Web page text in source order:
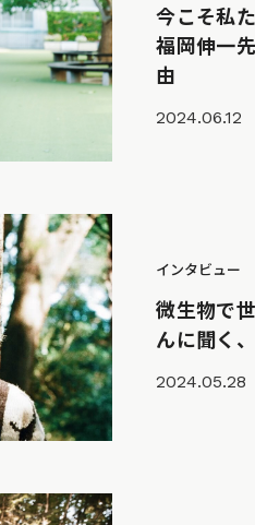
今こそ私
福岡伸一
由
2024.06.12
インタビュー
微生物で
んに聞く
2024.05.28